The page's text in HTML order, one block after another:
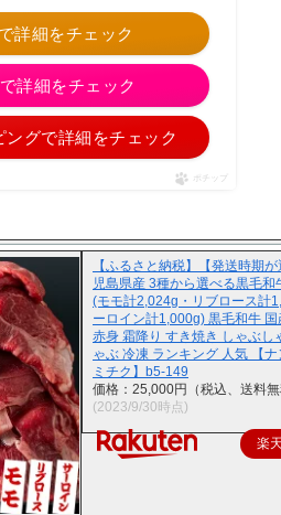
詳細をチェック
詳細をチェック
ングで詳細をチェック
ポチップ
【ふるさと納税】【発送時期
児島県産 3種から選べる黒毛和
(モモ計2,024g・リブロース計
ーロイン計1,000g) 黒毛和牛 国
赤身 霜降り すき焼き しゃぶし
ゃぶ 冷凍 ランキング 人気 【
ミチク】b5-149
価格：25,000円（税込、送料
(2023/9/30時点)
楽